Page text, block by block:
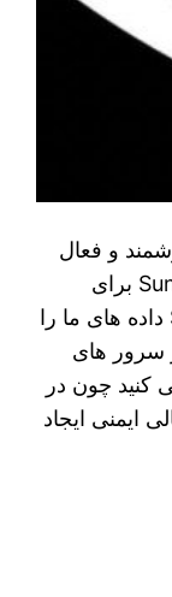
و فعال
Sunstone دریافت فیلترشکن Sunstone برای
ویندوز آیا فیلتر شکنSunstone VPN داده های ما را
سرور های
کنید چون در
ایمنی ایجاد